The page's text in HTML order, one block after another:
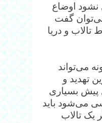
نشود اوضاع
گفت
و دریا
می‌تواند
تهدید و
نشده و هیچ توجهی هم تاکنون به آن نشده است. از ۵ سال پیش بسیاری
می‌شود باید
یک تالاب